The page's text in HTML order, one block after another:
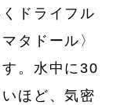
ドライフル
タドール〉
。水中に30
ほど、気密